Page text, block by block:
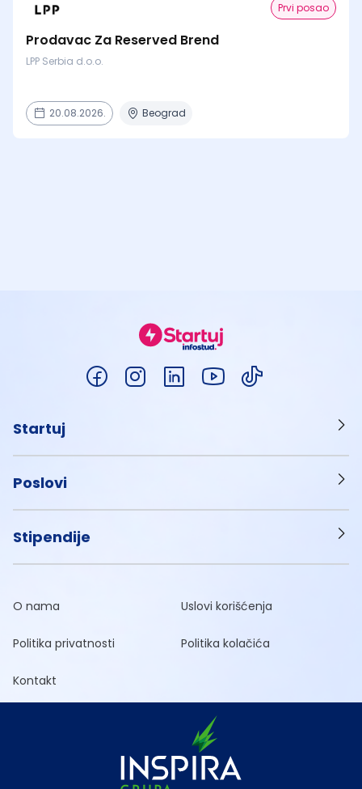
Prvi posao
Prodavac Za Reserved Brend
LPP Serbia d.o.o.
20.08.2026. Beograd
Startuj
Poslovi
Stipendije
O nama Uslovi korišćenja
Politika privatnosti Politika kolačića
Kontakt